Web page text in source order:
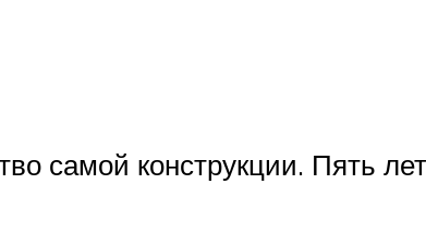
самой конструкции. Пять